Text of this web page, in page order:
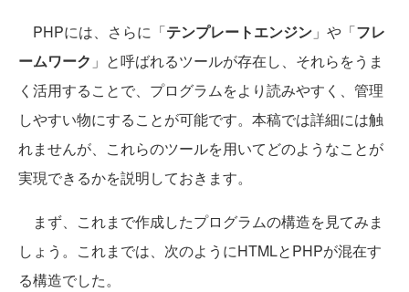
PHPには、さらに「テンプレートエンジン 」や「フレ
ームワーク 」と呼ばれるツールが存在し、それらをうま
く活用することで、プログラムをより読みやすく、管理
しやすい物にすることが可能です。本稿では詳細には触
れませんが、これらのツールを用いてどのようなことが
実現できるかを説明しておきます。
まず、これまで作成したプログラムの構造を見てみま
しょう。これまでは、次のようにHTMLとPHPが混在す
る構造でした。